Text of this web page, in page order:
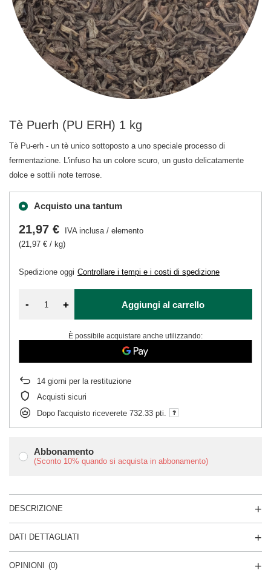
Tè Puerh (PU ERH) 1 kg
Tè Pu-erh - un tè unico sottoposto a uno speciale processo di
fermentazione. L'infuso ha un colore scuro, un gusto delicatamente
dolce e sottili note terrose.
Acquisto una tantum
Abbonamento
(Sconto 10% quando si acquista in abbonamento)
Spedizione oggi Controllare i tempi e i costi di spedizione
21,97 € IVA inclusa/ elemento
(21,97 € / kg)
- + Aggiungi al carrello
È possibile acquistare anche utilizzando:
14 giorni per la restituzione
Acquisti sicuri
Dopo l'acquisto riceverete 732.33 pti.
DESCRIZIONE
DATI DETTAGLIATI
OPINIONI (0)